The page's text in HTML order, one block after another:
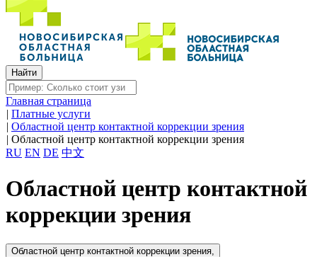
Главная страница
| Платные услуги
| Областной центр контактной коррекции зрения
| Областной центр контактной коррекции зрения
RU EN DE 中文
Областной центр контактной
коррекции зрения
Областной центр контактной коррекции зрения,